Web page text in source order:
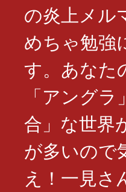
の炎上メル
めちゃ勉強
す。あなた
「アング
合」な世界
が多いので
え！一見さ